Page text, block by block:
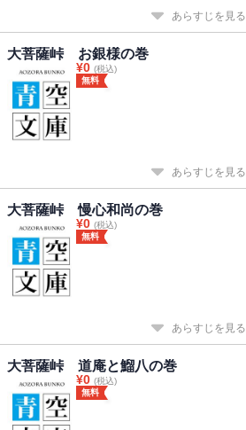
あらすじを見る
大菩薩峠 お銀様の巻
¥0 (税込)
無料
あらすじを見る
大菩薩峠 慢心和尚の巻
¥0 (税込)
無料
あらすじを見る
大菩薩峠 道庵と鰡八の巻
¥0 (税込)
無料